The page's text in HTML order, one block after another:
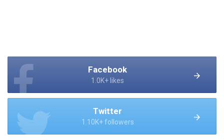
Facebook
1.0K+ likes
Twitter
1.10K+ followers